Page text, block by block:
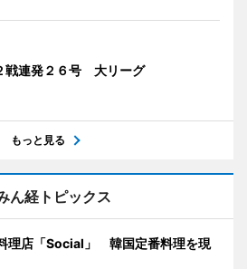
戦連発２６号 大リーグ
もっと見る
ん経トピックス
理店「Social」 韓国定番料理を現